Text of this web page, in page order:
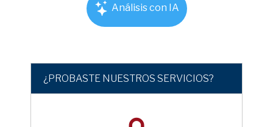
Análisis con IA
¿PROBASTE NUESTROS SERVICIOS?